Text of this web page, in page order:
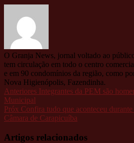
O Granja News, jornal voltado ao
tem circulação em todo o centro
e em 90 condomínios da região, como
Nova Higienópolis, Fazendinha.
Anteriores Integrantes da PEM são
Municipal
Próx Confira tudo que aconteceu durante
Câmara de Carapicuíba
Artigos relacionados